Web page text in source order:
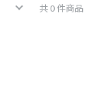
共 0 件商品